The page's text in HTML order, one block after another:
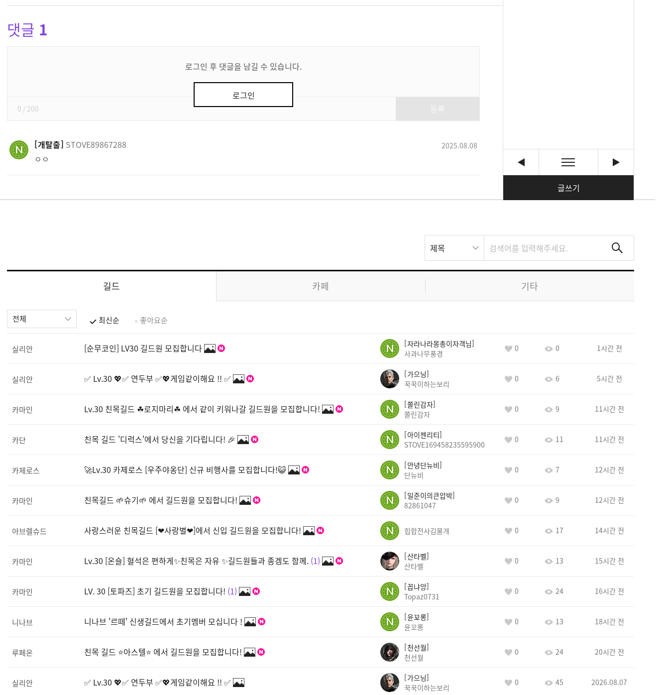
글쓰기
댓글 1
로그인 후 댓글을 남길 수 있습니다.
로그인
0 / 200
개탈출 STOVE89867288 2025.08.08
ㅇㅇ
스
트
검
제목
길드 카페 기타
전체 최신순 좋아요순
실리안 [순무코인] LV30 길드원 모집합니다
자라나라몽총이자객님
사과나무풍경
0 0 1시간 전
실리안 ✅ Lv.30 💖✅ 연두부 ✅💖게임같이해요 !! ✅
가으닝
꾹꾹이하는보리
0 6 5시간 전
카마인 Lv.30 친목길드 ☘로지마리☘ 에서 같이 키워나갈 길드원을 모집합니다!
쫄린감자
쫄린감자
0 9 11시간 전
카단 친목 길드 '디럭스'에서 당신을 기다립니다! 🎉
아이젠리티
STOVE169458235595900
0 11 11시간 전
카제로스 🚀Lv.30 카제로스 [우주야옹단] 신규 비행사를 모집합니다!😺
안녕단뉴비
단뉴비
0 7 12시간 전
카마인 친목길드 🌱슈기🌱 에서 길드원을 모집합니다!
일준이의큰압박
82861047
0 9 12시간 전
아브렐슈드 사랑스러운 친목길드 [❤사랑별❤]에서 신입 길드원을 모집합니다! 힙합전사김물개 0 17 14시간 전
카마인 Lv.30 [온슬] 혈석은 편하게✨친목은 자유 ✨길드원들과 종겜도 함께. 1
산타벨
산타벨
0 13 15시간 전
카마인 LV. 30 [토파즈] 초기 길드원을 모집합니다! 1
꼽냐앙
Topaz0731
0 24 16시간 전
니나브 니나브 '르떼' 신생길드에서 초기멤버 모십니다 !
윤꾜롱
윤꼬롱
0 13 18시간 전
루페온 친목 길드 ⭐아스텔⭐ 에서 길드원을 모집합니다!
천선월
천선월
0 24 20시간 전
실리안 ✅ Lv.30 💖✅ 연두부 ✅💖게임같이해요 !! ✅
가으닝
꾹꾹이하는보리
0 45 2026.08.07